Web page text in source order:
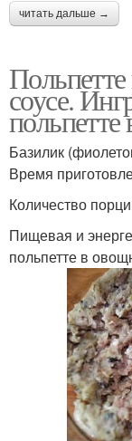
читать дальше →
соусе.
Базилик
Время
Количество
Пищевая и
польпетте в